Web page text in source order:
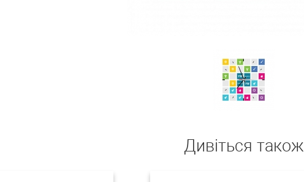
Дивіться також